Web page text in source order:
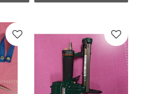
Gem som favorit Gem